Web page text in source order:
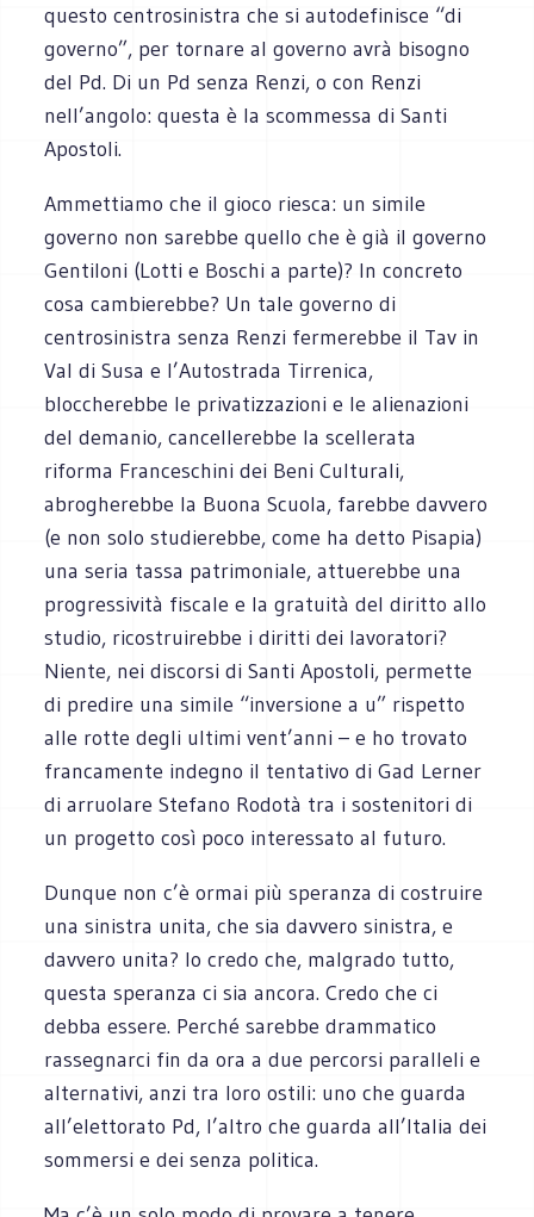
questo centrosinistra che si autodefinisce “di
governo”, per tornare al governo avrà bisogno
del Pd. Di un Pd senza Renzi, o con Renzi
nell’angolo: questa è la scommessa di Santi
Apostoli.
Ammettiamo che il gioco riesca: un simile
governo non sarebbe quello che è già il governo
Gentiloni (Lotti e Boschi a parte)? In concreto
cosa cambierebbe? Un tale governo di
centrosinistra senza Renzi fermerebbe il Tav in
Val di Susa e l’Autostrada Tirrenica,
bloccherebbe le privatizzazioni e le alienazioni
del demanio, cancellerebbe la scellerata
riforma Franceschini dei Beni Culturali,
abrogherebbe la Buona Scuola, farebbe davvero
(e non solo studierebbe, come ha detto Pisapia)
una seria tassa patrimoniale, attuerebbe una
progressività fiscale e la gratuità del diritto allo
studio, ricostruirebbe i diritti dei lavoratori?
Niente, nei discorsi di Santi Apostoli, permette
di predire una simile “inversione a u” rispetto
alle rotte degli ultimi vent’anni – e ho trovato
francamente indegno il tentativo di Gad Lerner
di arruolare Stefano Rodotà tra i sostenitori di
un progetto così poco interessato al futuro.
Dunque non c’è ormai più speranza di costruire
una sinistra unita, che sia davvero sinistra, e
davvero unita? Io credo che, malgrado tutto,
questa speranza ci sia ancora. Credo che ci
debba essere. Perché sarebbe drammatico
rassegnarci fin da ora a due percorsi paralleli e
alternativi, anzi tra loro ostili: uno che guarda
all’elettorato Pd, l’altro che guarda all’Italia dei
sommersi e dei senza politica.